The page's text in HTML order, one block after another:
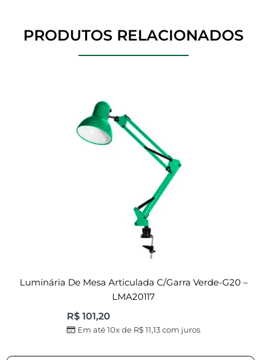
PRODUTOS RELACIONADOS
Luminária De Mesa Articulada C/garra Verde-G20 –
LMA20117
R$101,20
Em até 10x de R$11,13com juros